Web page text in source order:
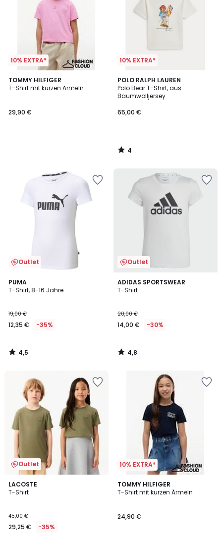
10% EXTRA*
TOMMY HILFIGER
T-Shirt mit kurzen Ärmeln
29,90 €
10% EXTRA*
POLO RALPH LAUREN
Polo Bear T-Shirt, aus
Baumwolljersey
65,00 €
4
/
5
4
/
Outlet
PUMA
T-Shirt, 8-16 Jahre
19,00 €
12,35 € -35%
4,5
/ 5
4,5
/
Outlet
ADIDAS SPORTSWEAR
T-Shirt
20,00 €
14,00 € -30%
4,8
/ 5
4,8
/
Outlet
LACOSTE
T-Shirt
45,00 €
29,25 € -35%
5
/
10% EXTRA*
TOMMY HILFIGER
T-Shirt mit kurzen Ärmeln
24,90 €